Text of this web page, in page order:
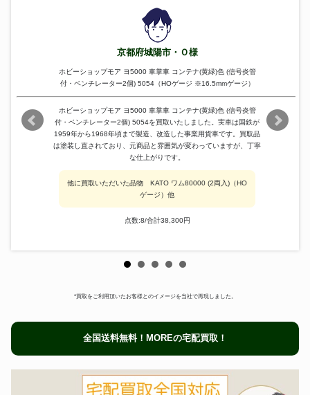
京都府城陽市・Ｏ様
ホビーショップモア ヨ5000 車掌車 コンテナ(黄緑)色 (信号炎管
付・ベンチレーター2個) 5054（HOゲージ ※16.5mmゲージ）
ホビーショップモア ヨ5000 車掌車 コンテナ(黄緑)色 (信号炎管
付・ベンチレーター2個) 5054を買取いたしました。実車は国鉄が
1959年から1968年頃まで製造、改造した事業用貨車です。買取品
は塗装し直されており、元商品と雰囲気が変わっていますが、丁寧
な仕上がりです。
他に買取いただいた品物 KATO ワム80000 (2両入)（HO
ゲージ）他
点数:8/合計38,300円
*買取をご利用頂いたお客様とのイメージを当社で再現しました。
全国送料無料！MOREの宅配買取！